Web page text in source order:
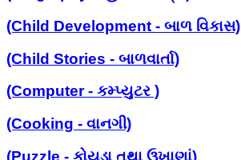
(Child Development - બાળ વિકાસ)
(Child Stories - બાળવાર્તા)
(Computer - કમ્પ્યુટર )
(Cooking - વાનગી)
(Puzzle - કોયડા તથા ઉખાણાં)